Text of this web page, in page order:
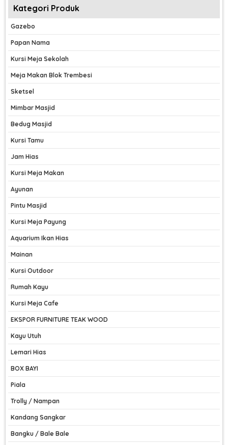
Kategori Produk
Gazebo
Papan Nama
Kursi Meja Sekolah
Meja Makan Blok Trembesi
Sketsel
Mimbar Masjid
Bedug Masjid
Kursi Tamu
Jam Hias
Kursi Meja Makan
Ayunan
Pintu Masjid
Kursi Meja Payung
Aquarium Ikan Hias
Mainan
Kursi Outdoor
Rumah Kayu
Kursi Meja Cafe
EKSPOR FURNITURE TEAK WOOD
Kayu Utuh
Lemari Hias
BOX BAYI
Piala
Trolly / Nampan
Kandang Sangkar
Bangku / Bale Bale